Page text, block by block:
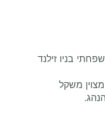
בניו זילנד
משקל